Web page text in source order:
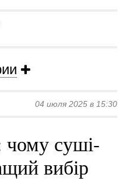
04 июля 2025 в 15:30
чому суші-
вибір